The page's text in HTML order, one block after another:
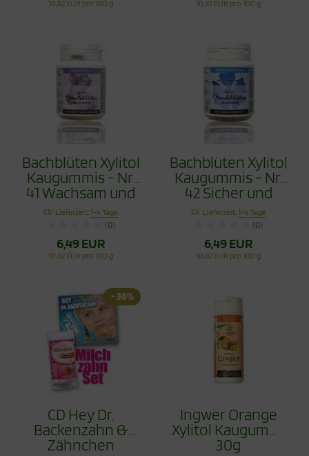
10,82 EUR pro 100 g 10,82 EUR pro 100 g
Bachblüten Xylitol
Kaugummis - Nr.
41 Wachsam und
Beständig 60g
Lieferzeit:1-4 Tage
(0)
6,49 EUR
10,82 EUR pro 100 g
Bachblüten Xylitol
Kaugummis - Nr.
42 Sicher und
Überzeugt 60g
Lieferzeit:1-4 Tage
(0)
6,49 EUR
10,82 EUR pro 100 g
CD Hey Dr.
Backenzahn &
Zähnchen
- 36%
Ingwer Orange
Xylitol Kaugummi
30g